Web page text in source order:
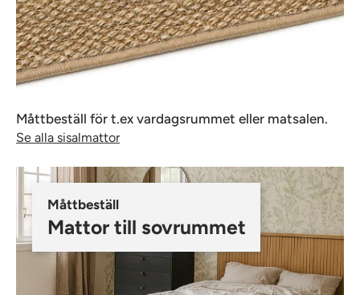
Måttbeställ för t.ex vardagsrummet eller matsalen.
Se alla sisalmattor
Måttbeställ
Mattor till sovrummet